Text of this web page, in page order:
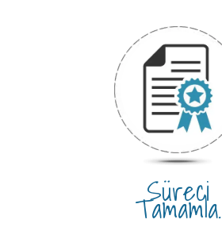
Süreci
Tamamla.